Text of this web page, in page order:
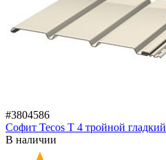
#3804586
Софит Tecos T 4 тройной гладкий
В наличии